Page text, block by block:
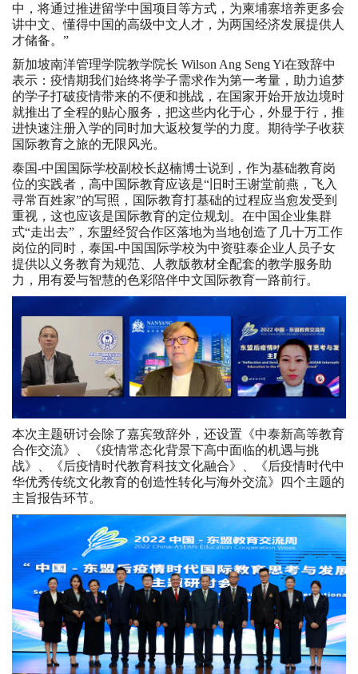
中，将通过推进留学中国项目等方式，为柬埔寨培养更多会
讲中文、懂得中国的高级中文人才，为两国经济发展提供人
才储备。”
新加坡南洋管理学院教学院长 Wilson Ang Seng Yi在致辞中
表示：疫情期我们始终将学子需求作为第一考量，助力追梦
的学子打破疫情带来的不便和挑战，在国家开始开放边境时
就推出了全程的贴心服务，把这些内化于心，外显于行，推
进快速注册入学的同时加大返校复学的力度。期待学子收获
国际教育之旅的无限风光。
泰国-中国国际学校副校长赵楠博士说到，作为基础教育岗
位的实践者，高中国际教育应该是“旧时王谢堂前燕，飞入
寻常百姓家”的写照，国际教育打基础的过程应当愈发受到
重视，这也应该是国际教育的定位规划。在中国企业集群
式“走出去”，东盟经贸合作区落地为当地创造了几十万工作
岗位的同时，泰国-中国国际学校为中资驻泰企业人员子女
提供以义务教育为规范、人教版教材全配套的教学服务助
力，用有爱与智慧的色彩陪伴中文国际教育一路前行。
本次主题研讨会除了嘉宾致辞外，还设置《中泰新高等教育
合作交流》、《疫情常态化背景下高中面临的机遇与挑
战》、《后疫情时代教育科技文化融合》、《后疫情时代中
华优秀传统文化教育的创造性转化与海外交流》四个主题的
主旨报告环节。